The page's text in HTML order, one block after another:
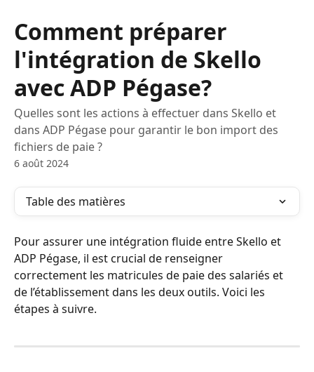
Comment préparer
l'intégration de Skello
avec ADP Pégase?
Quelles sont les actions à effectuer dans Skello et
dans ADP Pégase pour garantir le bon import des
fichiers de paie ?
6 août 2024
Table des matières
Pour assurer une intégration fluide entre Skello et
ADP Pégase, il est crucial de renseigner
correctement les matricules de paie des salariés et
de l’établissement dans les deux outils. Voici les
étapes à suivre.